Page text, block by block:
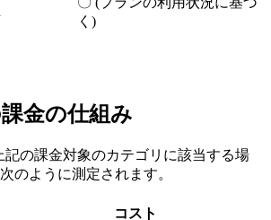
く)
金の仕組み
記の課金対象のカテゴリに該当する場
のように測定されます。
コスト